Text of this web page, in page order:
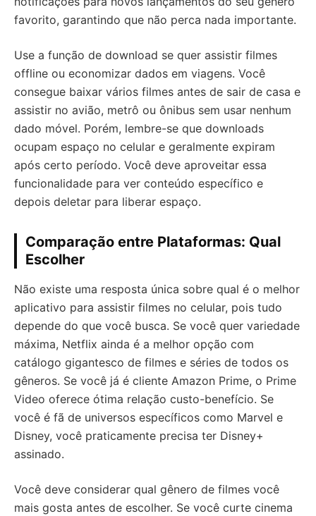
favorito, garantindo que não perca nada importante.
Use a função de download se quer assistir filmes
offline ou economizar dados em viagens. Você
consegue baixar vários filmes antes de sair de casa e
assistir no avião, metrô ou ônibus sem usar nenhum
dado móvel. Porém, lembre-se que downloads
ocupam espaço no celular e geralmente expiram
após certo período. Você deve aproveitar essa
funcionalidade para ver conteúdo específico e
depois deletar para liberar espaço.
Comparação entre Plataformas: Qual
Escolher
Não existe uma resposta única sobre qual é o melhor
aplicativo para assistir filmes no celular, pois tudo
depende do que você busca. Se você quer variedade
máxima, Netflix ainda é a melhor opção com
catálogo gigantesco de filmes e séries de todos os
gêneros. Se você já é cliente Amazon Prime, o Prime
Video oferece ótima relação custo-benefício. Se
você é fã de universos específicos como Marvel e
Disney, você praticamente precisa ter Disney+
assinado.
Você deve considerar qual gênero de filmes você
mais gosta antes de escolher. Se você curte cinema